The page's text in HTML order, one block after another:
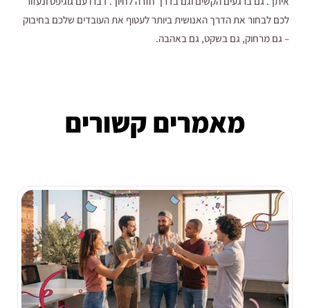
לכם לבחור את הדרך האנושית ביותר לעטוף את העובדים שלכם בחיבוק
– גם מרחוק, גם בשקט, גם באהבה.
מאמרים קשורים